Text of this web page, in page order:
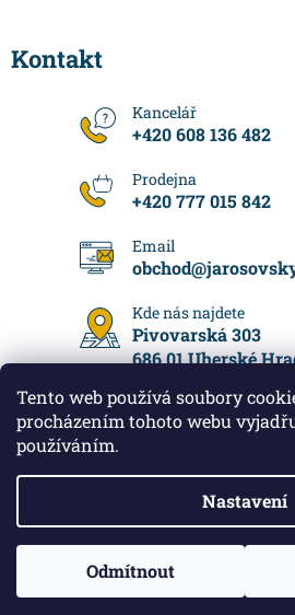
Tento web používá soubory
procházením tohoto webu
používáním.
Nastavení
Odmítnout
K nákupu nad 500 Kč vám přidáme
Kontakt
obchod@
+420 608 136 482
+420 777 015 842
Pivovarská 303
686 01 Uherské
Jarošovský
Všechna
Upravit